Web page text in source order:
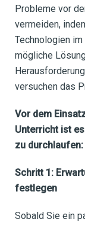
Probleme vor
vermeiden,
Technologien
mögliche
versuchen das
Vor dem
Unterricht ist
zu durchlaufen:
Schritt 1:
festlegen
Sobald Sie ein